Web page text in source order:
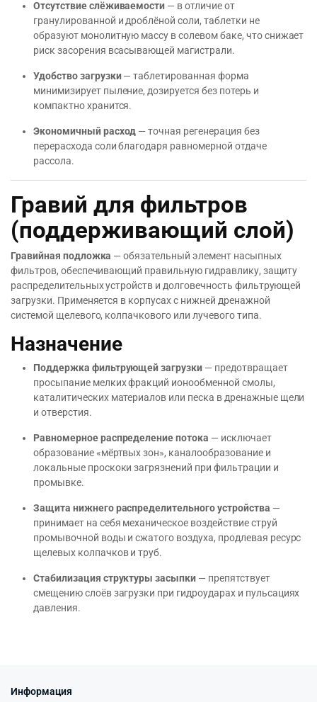
Отсутствие слёживаемости — в отличие от
гранулированной и дроблёной соли, таблетки не
образуют монолитную массу в солевом баке, что снижает
риск засорения всасывающей магистрали.
Удобство загрузки— таблетированная форма
минимизирует пыление, дозируется без потерь и
компактно хранится.
Экономичный расход — точная регенерация без
перерасхода соли благодаря равномерной отдаче
рассола.
Гравий для фильтров
(поддерживающий слой)
Гравийная подложка — обязательный элемент насыпных
фильтров, обеспечивающий правильную гидравлику, защиту
распределительных устройств и долговечность фильтрующей
загрузки. Применяется в корпусах с нижней дренажной
системой щелевого, колпачкового или лучевого типа.
Назначение
Поддержка фильтрующей загрузки — предотвращает
просыпание мелких фракций ионообменной смолы,
каталитических материалов или песка в дренажные щели
и отверстия.
Равномерное распределение потока — исключает
образование «мёртвых зон», каналообразование и
локальные проскоки загрязнений при фильтрации и
промывке.
Защита нижнего распределительного устройства —
принимает на себя механическое воздействие струй
промывочной воды и сжатого воздуха, продлевая ресурс
щелевых колпачков и труб.
Стабилизация структуры засыпки — препятствует
смещению слоёв загрузки при гидроударах и пульсациях
давления.
Информация